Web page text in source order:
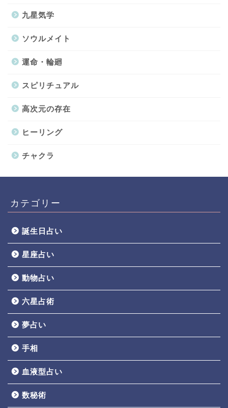
九星気学
ソウルメイト
運命・輪廻
スピリチュアル
高次元の存在
ヒーリング
チャクラ
カテゴリー
誕生日占い
星座占い
動物占い
六星占術
夢占い
手相
血液型占い
数秘術